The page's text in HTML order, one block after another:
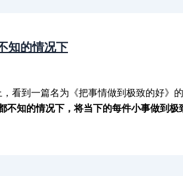
知的情况下
，看到一篇名为《把事情做到极致的好》
不知的情况下，将当下的每件小事做到极